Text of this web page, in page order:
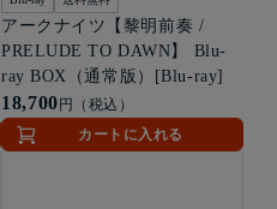
アークナイツ【黎明前奏 /
PRELUDE TO DAWN】 Blu-
ray BOX（通常版）[Blu-ray]
18,700 円（税込）
カートに入れる